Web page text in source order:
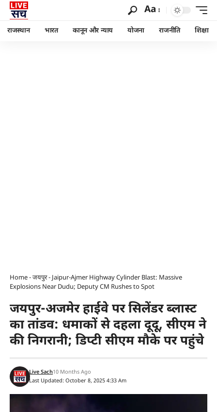
Aa
राजस्थान भारत कानून और न्याय योजना राजनीति शिक्षा
Home-जयपुर- Jaipur-Ajmer Highway Cylinder Blast: Massive
Explosions Near Dudu; Deputy CM Rushes to Spot
जयपुर-अजमेर हाईवे पर सिलेंडर ब्लास्ट
का तांडव: धमाकों से दहला दूदू, सीएम ने
की निगरानी; डिप्टी सीएम मौके पर पहुंचे
Last Updated: October 8, 2025 4:33 Am
Live Sach10 Months Ago